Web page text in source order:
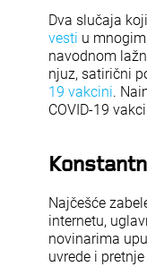
Dva slučaja
vesti u
navodnom
njuz, satirični
19 vakcini.
COVID-19
Najčešće
internetu,
novinarima
uvrede i pretnje